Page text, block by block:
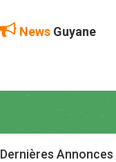
News Guyane
Dernières Annonces